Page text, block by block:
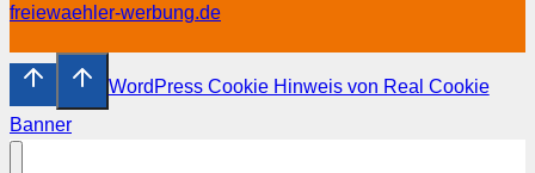
freiewaehler-werbung.de
WordPress Cookie Hinweis von Real Cookie
Banner